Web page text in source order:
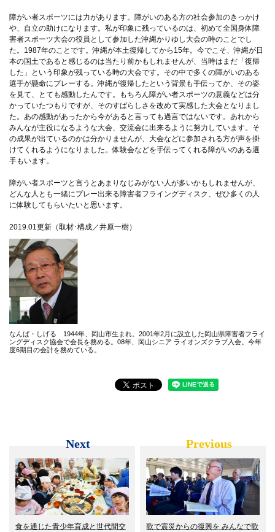
障がい者スポーツには力があります。障がいのある方の社会参加のきっかけ
や、自立の助けになります。私が印象に残っているのは、初めて全国身体障
害者スポーツ大会の役員として参加した沖縄かりゆし大会の時のことでし
た。1987年のことです。沖縄が本土復帰してから15年。今でこそ、沖縄が日
本の国土であると感じるのは当たり前かもしれませんが、当時はまだ「復帰
した」という印象が残っている時の大会です。その中で多くの障がいのある
選手が懸命にプレーする。沖縄が復帰したという背景も手伝ってか、その姿
を見て、とても感動したんです。もちろん障がい者スポーツの意義などは分
かっていたつもりですが、そのすばらしさを改めて実感した大会となりまし
た。あの感動があったから今があると言っても過言ではないです。あれから
みんなが主役になるような大会、交流会に出来るように努力しています。そ
の成果が出ているのかは分かりませんが、大会などに参加される方が声を掛
けてくれるようになりました。体験会などを手伝ってくれる障がいのある選
手もいます。
障がい者スポーツと言うとあまりなじみがない人が多いかもしれませんが、
どんな人とも一緒にプレー出来る障害者フライングディスク、ぜひ多くの人
に体験してもらいたいと思います。
2019.01更新（取材･構成／井原一樹）
なんば・しげる 1944年、岡山市生まれ。2001年2月に設立した岡山県障害者フライ
ングディスク協会で会長を務める。08年、岡山シニア ライオンズクラブ入会。今年
度6期目の会計を務めている。
Next
食を通じた青少年育成と世代間交
Previous
歌で震災からの復興を みんなで歌